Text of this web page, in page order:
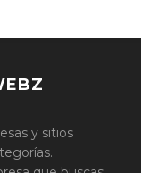
y sitios